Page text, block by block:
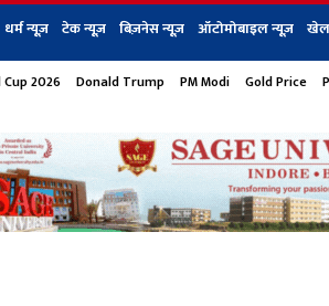
धर्म न्यूज़ टेक न्यूज़ बिज़नेस न्यूज़ ऑटोमोबाइल न्यूज़ खेल
Originals बिज़नेस टेक न्यूज
Cup 2026 Donald Trump PM Modi Gold Price